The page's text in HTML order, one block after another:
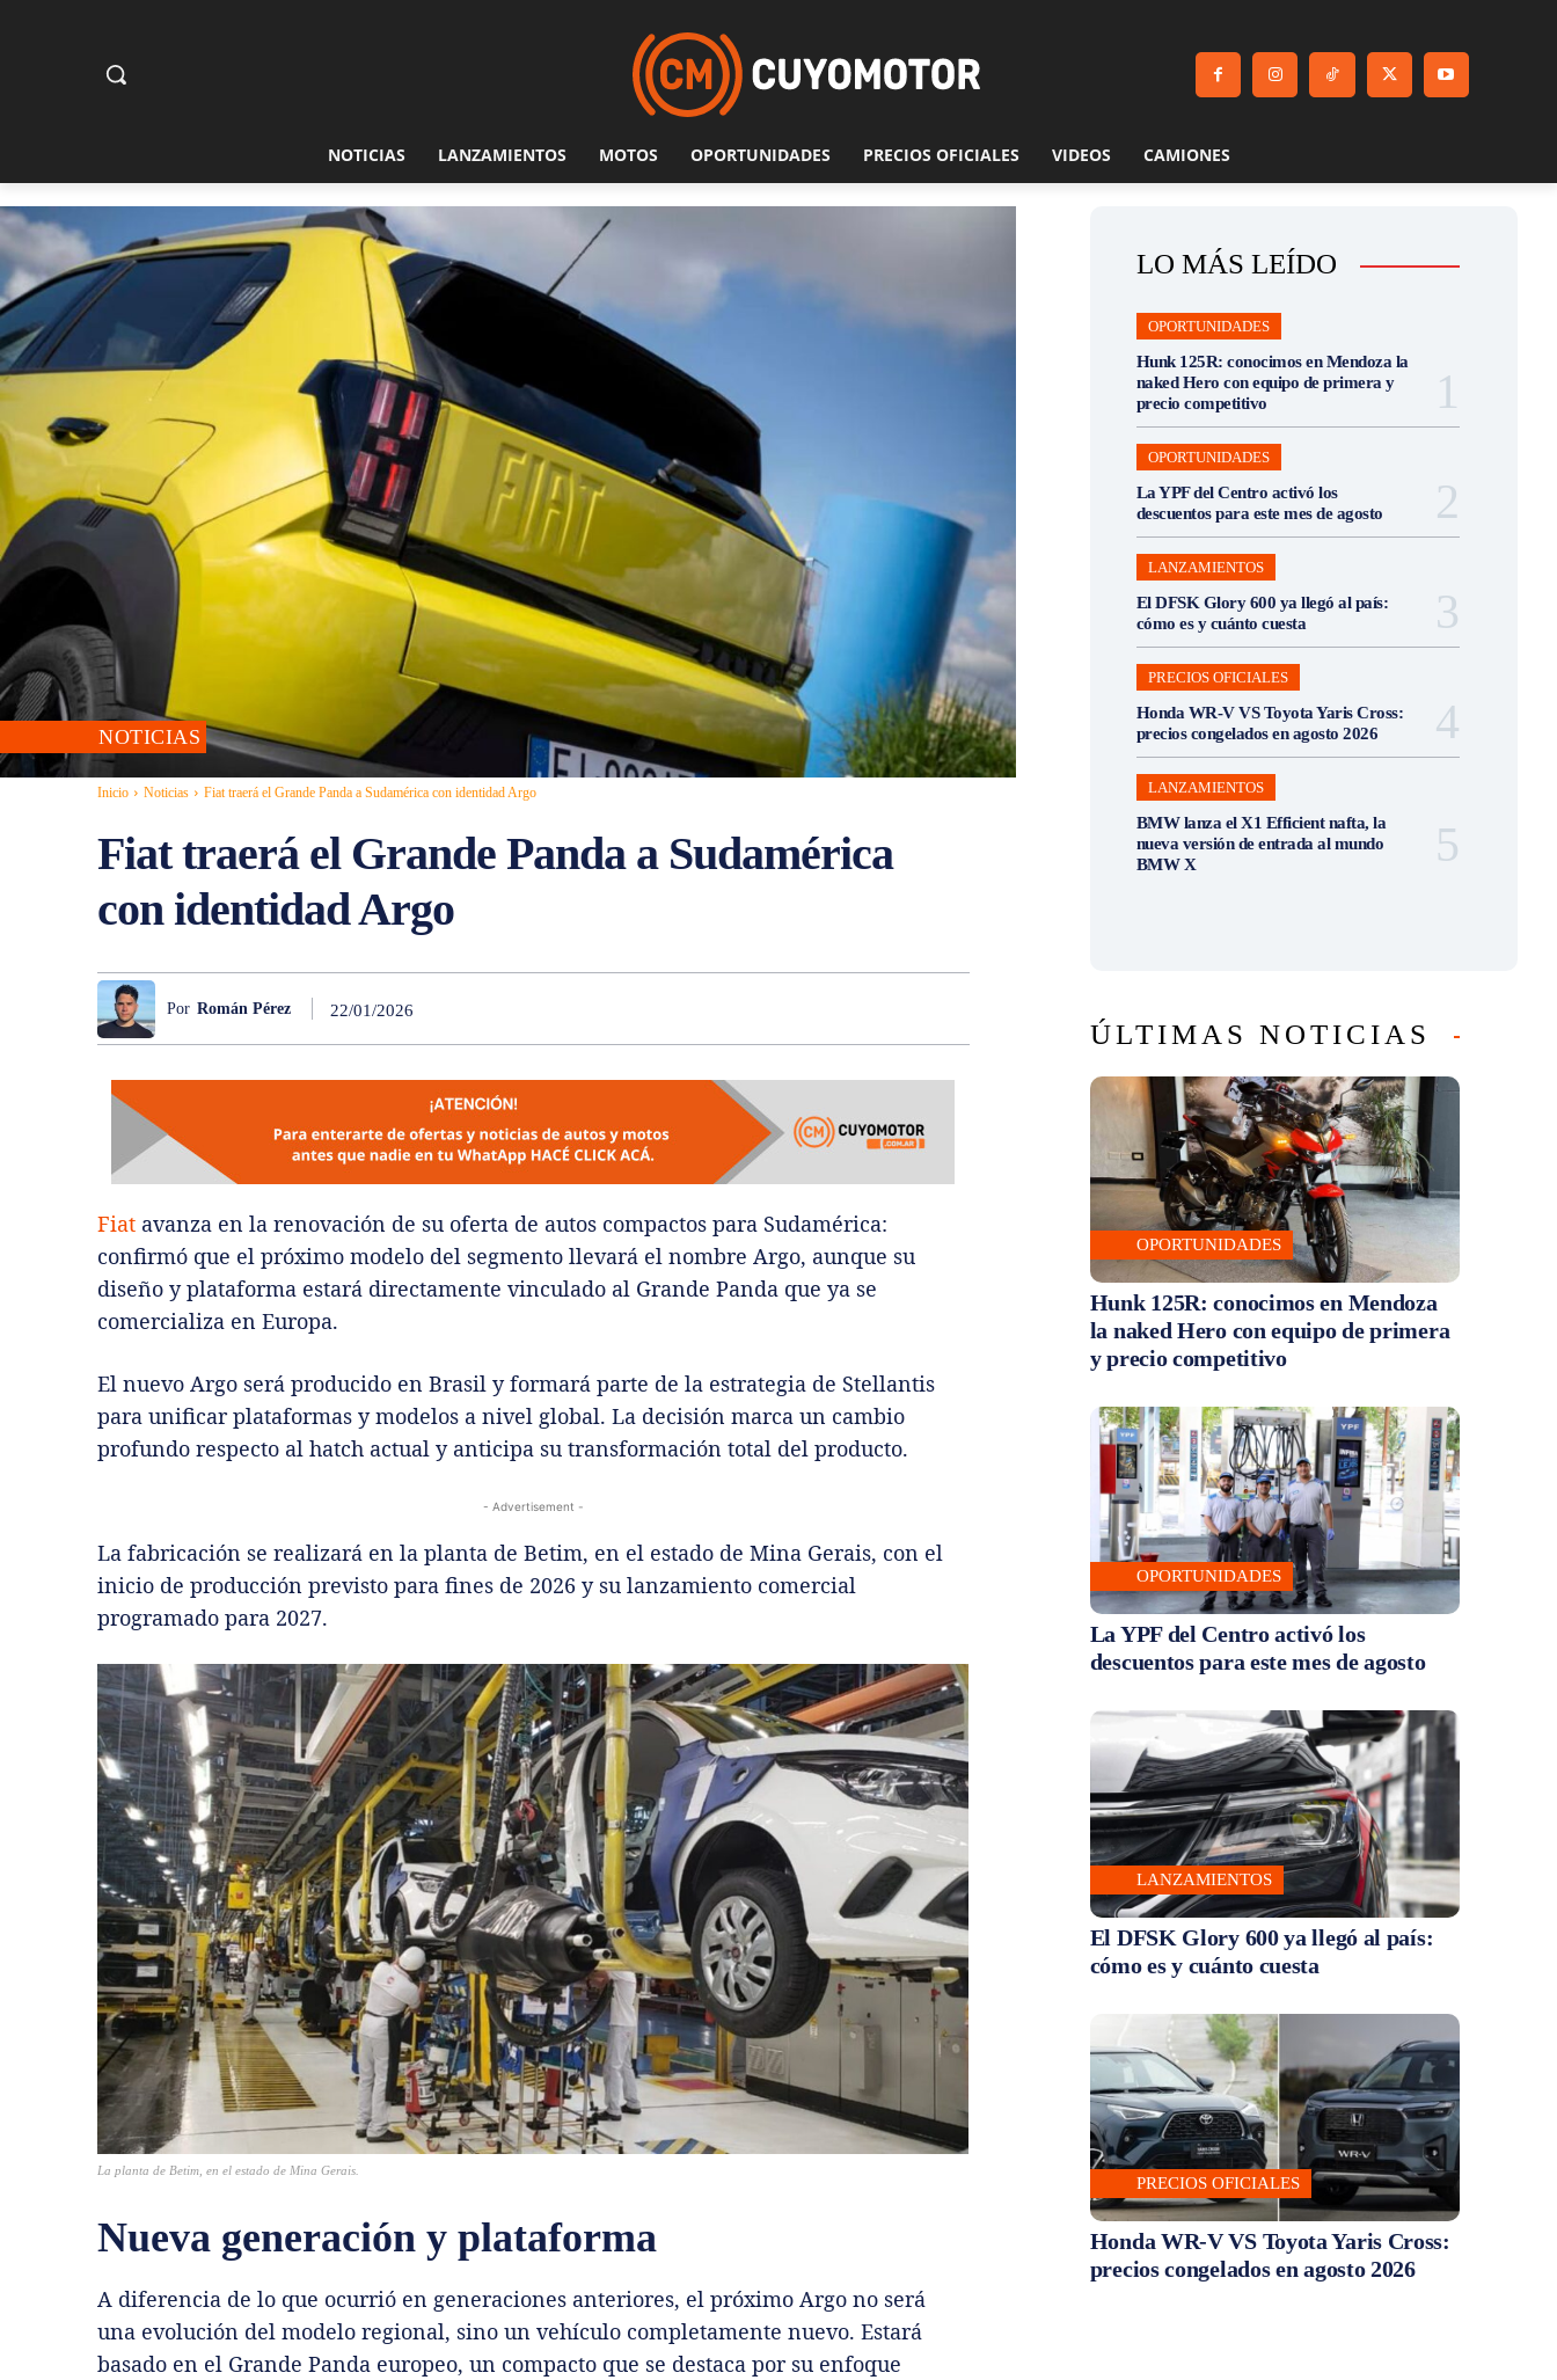
NOTICIAS LANZAMIENTOS MOTOS OPORTUNIDADES PRECIOS OFICIALES VIDEOS CAMIONES
NOTICIAS
Inicio Noticias Fiat traerá el Grande Panda a Sudamérica con identidad Argo
Fiat traerá el Grande Panda a Sudamérica
con identidad Argo
Por Román Pérez 22/01/2026
Fiat avanza en la renovación de su oferta de autos compactos para Sudamérica:
confirmó que el próximo modelo del segmento llevará el nombre Argo, aunque su
diseño y plataforma estará directamente vinculado al Grande Panda que ya se
comercializa en Europa.
El nuevo Argo será producido en Brasil y formará parte de la estrategia de Stellantis
para unificar plataformas y modelos a nivel global. La decisión marca un cambio
profundo respecto al hatch actual y anticipa su transformación total del producto.
- Advertisement -
La fabricación se realizará en la planta de Betim, en el estado de Mina Gerais, con el
inicio de producción previsto para fines de 2026 y su lanzamiento comercial
programado para 2027.
La planta de Betim, en el estado de Mina Gerais.
Nueva generación y plataforma
A diferencia de lo que ocurrió en generaciones anteriores, el próximo Argo no será
una evolución del modelo regional, sino un vehículo completamente nuevo. Estará
basado en el Grande Panda europeo, un compacto que se destaca por su enfoque
LO MÁS LEÍDO
OPORTUNIDADES
Hunk 125R: conocimos en Mendoza la
naked Hero con equipo de primera y
precio competitivo
OPORTUNIDADES
La YPF del Centro activó los
descuentos para este mes de agosto
LANZAMIENTOS
El DFSK Glory 600 ya llegó al país:
cómo es y cuánto cuesta
PRECIOS OFICIALES
Honda WR-V VS Toyota Yaris Cross:
precios congelados en agosto 2026
LANZAMIENTOS
BMW lanza el X1 Efficient nafta, la
nueva versión de entrada al mundo
BMW X
ÚLTIMAS NOTICIAS
OPORTUNIDADES
Hunk 125R: conocimos en Mendoza
la naked Hero con equipo de primera
y precio competitivo
OPORTUNIDADES
La YPF del Centro activó los
descuentos para este mes de agosto
LANZAMIENTOS
El DFSK Glory 600 ya llegó al país:
cómo es y cuánto cuesta
PRECIOS OFICIALES
Honda WR-V VS Toyota Yaris Cross:
precios congelados en agosto 2026